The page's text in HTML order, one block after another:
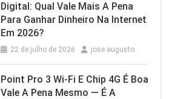
Digital: Qual Vale Mais A Pena
Para Ganhar Dinheiro Na Internet
Em 2026?
22 de julho de 2026 jose augusto
Point Pro 3 Wi‑Fi E Chip 4G É Boa
Vale A Pena Mesmo — É A